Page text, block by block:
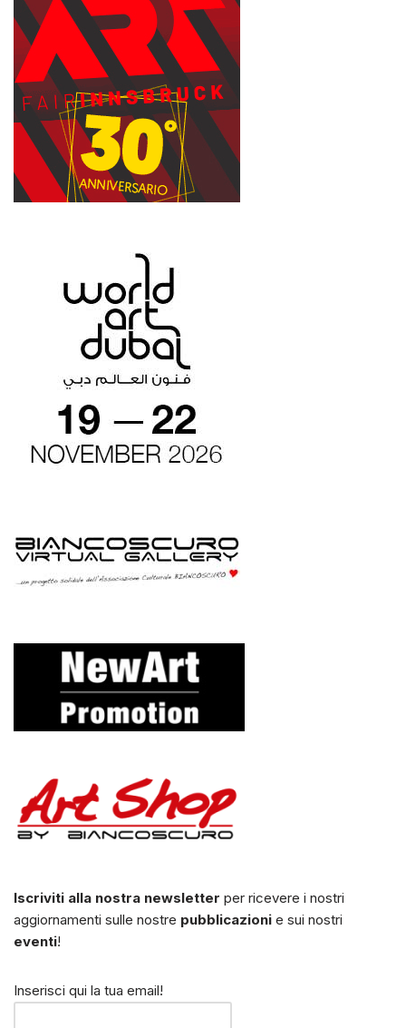
Iscriviti alla nostra newsletter per ricevere i nostri
aggiornamenti sulle nostre pubblicazioni e sui nostri
eventi!
Inserisci qui la tua email!